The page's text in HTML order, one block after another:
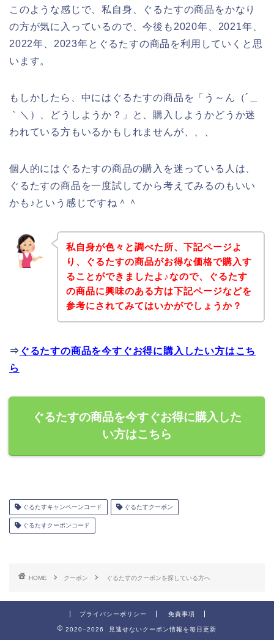
このような感じで、私自身、ぐるたすの商品をかなり
の方が気に入っているので、今後も2020年、2021年、
2022年、2023年とぐるたすの商品を利用していくと思
います。
もしかしたら、中にはぐるたすの商品を「う～ん（´＿
｀＼）、どうしようか？」と、購入しようかどうか迷
われている方もいるかもしれませんが、、、
個人的にはぐるたすの商品の購入を迷っている人は、
ぐるたすの商品を一度試してから考えてみるのもいい
かも♪という感じですね＾＾
私自身が色々と調べた所、下記ページよ
り、ぐるたすの商品がお得な価格で購入す
ることができましたよ♪なので、ぐるたす
の商品に興味のある方は下記ページなどを
参考にされてみてはいかがでしょうか？
⇒ ぐるたすの商品を今すぐお得に購入したい方はこち
ら
ぐるたすの商品を今すぐお得に購入した
い方はこちら
ぐるたすキャンペーンコード ぐるたすクーポン
ぐるたすクーポンコード
HOME クーポン ぐるたすのクーポンを探している方へ
プライバシーポリシー 免責事項
2020–2026 見逃せないクーポン情報を毎日更新